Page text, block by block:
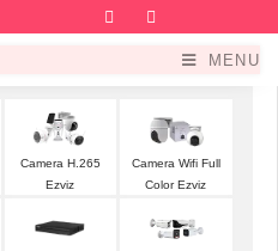
Facebook
MENU
Camera H.265
Ezviz
Camera Wifi Full
Color Ezviz